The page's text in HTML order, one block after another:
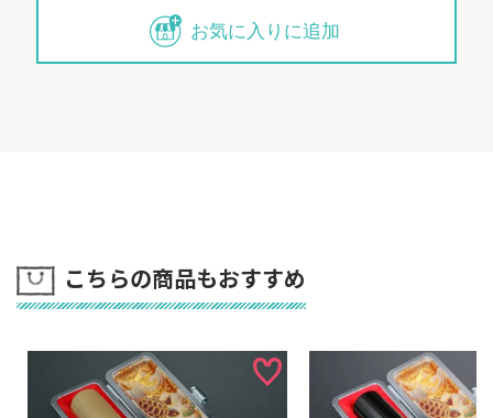
お気に入りに追加
こちらの商品もおすすめ